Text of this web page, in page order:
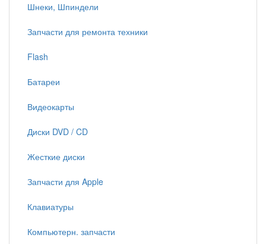
Шнеки, Шпиндели
Запчасти для ремонта техники
Flash
Батареи
Видеокарты
Диски DVD / CD
Жесткие диски
Запчасти для Apple
Клавиатуры
Компьютерн. запчасти